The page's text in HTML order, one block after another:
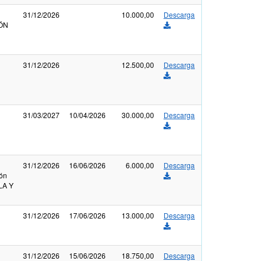
31/12/2026 10.000,00 Descarga
31/12/2026 12.500,00 Descarga
31/03/2027 10/04/2026 30.000,00 Descarga
Y
31/12/2026 16/06/2026 6.000,00 Descarga
31/12/2026 17/06/2026 13.000,00 Descarga
31/12/2026 15/06/2026 18.750,00 Descarga